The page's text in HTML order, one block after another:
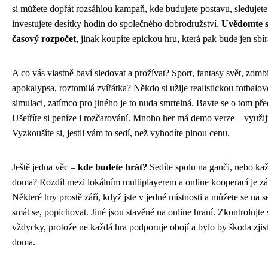
si můžete dopřát rozsáhlou kampaň, kde budujete postavu,
investujete desítky hodin do společného dobrodružství. Uvědomte
časový rozpočet, jinak koupíte epickou hru, která pak bude jen
A co vás vlastně baví sledovat a prožívat? Sport, fantasy svět,
apokalypsa, roztomilá zvířátka? Někdo si užije realistickou
simulaci, zatímco pro jiného je to nuda smrtelná. Bavte se o tom
Ušetříte si peníze i rozčarování. Mnoho her má demo verze –
Vyzkoušíte si, jestli vám to sedí, než vyhodíte plnou cenu.
Ještě jedna věc – kde budete hrát? Sedíte spolu na gauči, nebo
doma? Rozdíl mezi lokálním multiplayerem a online kooperací je
Některé hry prostě září, když jste v jedné místnosti a můžete se na
smát se, popichovat. Jiné jsou stavěné na online hraní. Zkontrolujte
vždycky, protože ne každá hra podporuje obojí a bylo by škoda
doma.